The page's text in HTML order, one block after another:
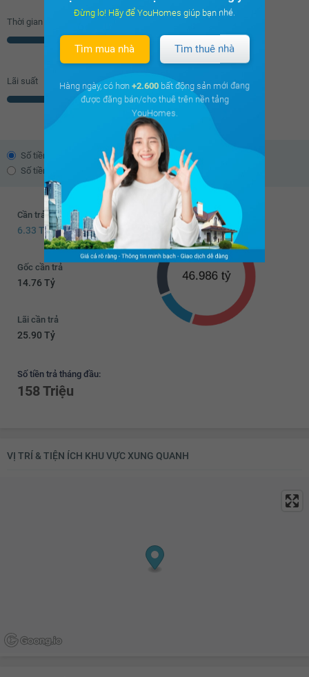
Thời gian vay
Năm
Lãi suất
Số tiền trả theo dư nợ giảm dần
Số tiền trả đều hàng tháng
Cần trả trước
6.33 Tỷ
Gốc cần trả
14.76 Tỷ
Lãi cần trả
25.90 Tỷ
Số tiền trả tháng đầu:
158 Triệu
VỊ TRÍ & TIỆN ÍCH KHU VỰC XUNG QUANH
Đừng lo! Hãy để YouHomes giúp bạn nhé.
Tìm mua nhà Tìm thuê nhà
Hàng ngày, có hơn +2.600 bất động sản mới đang
được đăng bán/cho thuê trên nền tảng
YouHomes.